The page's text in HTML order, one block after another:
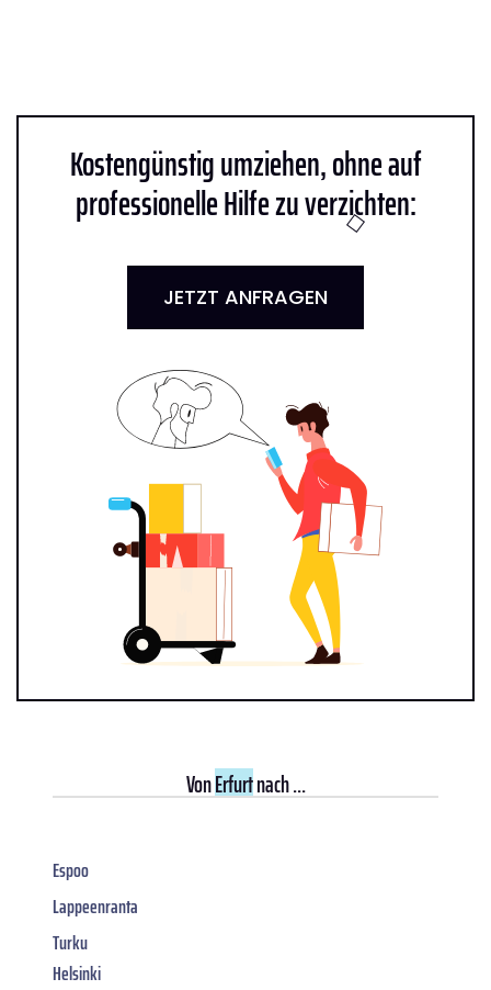
Kostengünstig umziehen, ohne auf
professionelle Hilfe zu verzichten:
JETZT ANFRAGEN
VonErfurtnach ...
Espoo
Lappeenranta
Turku
Helsinki